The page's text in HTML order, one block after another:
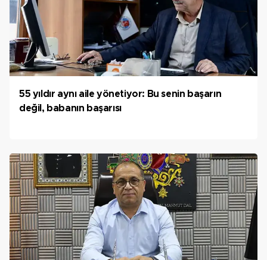
55 yıldır aynı aile yönetiyor: Bu senin başarın
değil, babanın başarısı